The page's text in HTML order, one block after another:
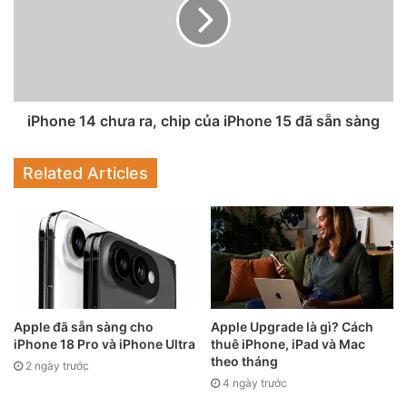
Thiết kế khung vẫn giống iPhone 13.
Bộ sưu tập chỉ có tổng cộng 19 phiên bản, mỗi phiên bản
đều có thiết kế độc đáo, sử dụng một bộ phận khác nhau
của bo mạch chủ iPhone 2G. Ngoài ra, mặt lưng của chúng
đều có bản khắc sơ đồ các thành phần chính của điện
thoại.
iPhone 14 chưa ra, chip của iPhone 15 đã sẵn sàng
Related Articles
Apple đã sẵn sàng cho
iPhone 18 Pro và iPhone Ultra
2 ngày trước
Apple Upgrade là gì? Cách
thuê iPhone, iPad và Mac
theo tháng
4 ngày trước